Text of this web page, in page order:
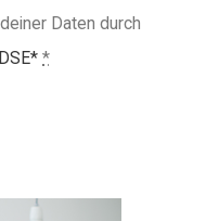
Daten durch
*